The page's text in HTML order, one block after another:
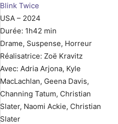
Blink Twice
USA – 2024
Durée: 1h42 min
Drame, Suspense, Horreur
Réalisatrice: Zoë Kravitz
Avec: Adria Arjona, Kyle
MacLachlan, Geena Davis,
Channing Tatum, Christian
Slater, Naomi Ackie, Christian
Slater